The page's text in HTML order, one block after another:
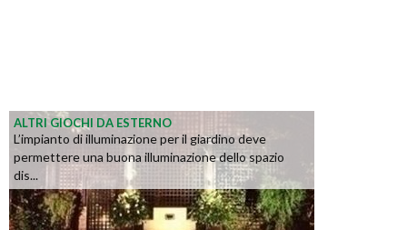
ALTRI GIOCHI DA ESTERNO
L’impianto di illuminazione per il giardino deve
permettere una buona illuminazione dello spazio
dis...